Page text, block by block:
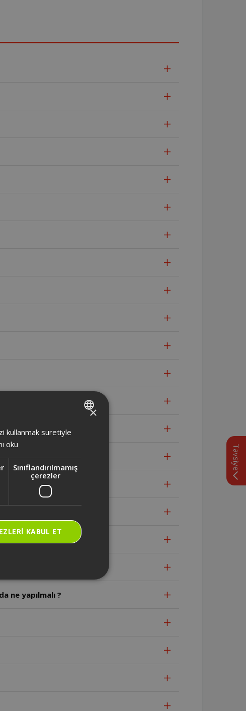
ne yapılmalı ?
Tavsiye
TURKISH
×
kullanmak suretiyle
oku
Sınıflandırılmamış
çerezler
KABUL ET